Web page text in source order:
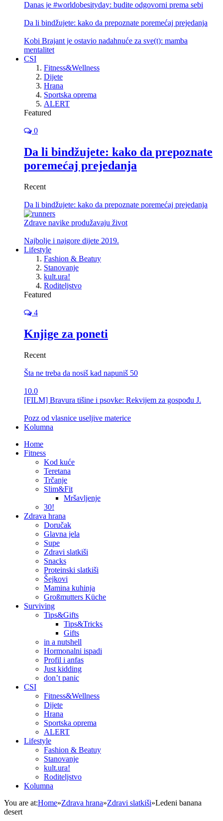
Danas je #worldobesityday: budite odgovorni prema sebi
Da li bindžujete: kako da prepoznate poremećaj prejedanja
Kobi Brajant je ostavio nadahnuće za sve(t): mamba
mentalitet
CSI
Fitness&Wellness
Dijete
Hrana
Sportska oprema
ALERT
Featured
0
Da li bindžujete: kako da prepoznate
poremećaj prejedanja
Recent
Da li bindžujete: kako da prepoznate poremećaj prejedanja
Zdrave navike produžavaju život
Najbolje i najgore dijete 2019.
Lifestyle
Fashion & Beatuy
Stanovanje
kult.ura!
Roditeljstvo
Featured
4
Knjige za poneti
Recent
Šta ne treba da nosiš kad napuniš 50
10.0
[FILM] Bravura tišine i psovke: Rekvijem za gospođu J.
Pozz od vlasnice useljive materice
Kolumna
Home
Fitness
Kod kuće
Teretana
Trčanje
Slim&Fit
Mršavljenje
30!
Zdrava hrana
Doručak
Glavna jela
Supe
Zdravi slatkiši
Snacks
Proteinski slatkiši
Šejkovi
Mamina kuhinja
Großmutters Küche
Surviving
Tips&Gifts
Tips&Tricks
Gifts
in a nutshell
Hormonalni ispadi
Profil i anfas
Just kidding
don’t panic
CSI
Fitness&Wellness
Dijete
Hrana
Sportska oprema
ALERT
Lifestyle
Fashion & Beatuy
Stanovanje
kult.ura!
Roditeljstvo
Kolumna
You are at:Home»Zdrava hrana»Zdravi slatkiši»Ledeni banana
desert